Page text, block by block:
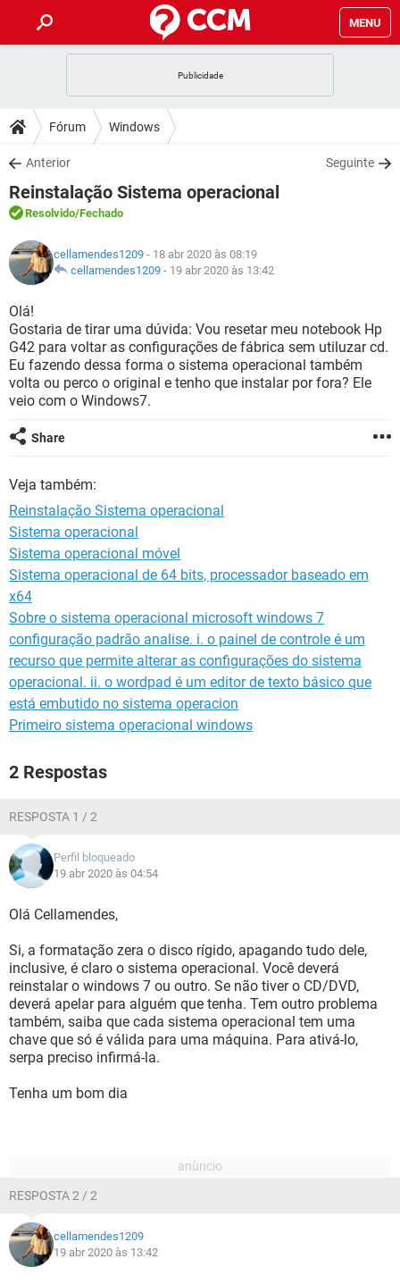
MENU
CELULAR
OUTLOOK
INSTAGRAM GMAIL
GUIA DE COMPRAS
DICAS
JOGOS
OUTLOOK
INSTAGRAM
GUIA DE COMPRAS
DOWNLOADS
JOGOS WHATSAPP
CELULAR
OUTLOOK EXCEL
INSTAGRAM
GUIA DE COMPRAS
FÓRUM
JOGOS
CELULAR FACEBOOK
INSTAGRAM GMAIL
GUIA DE COMPRAS
GLOSSÁRIO
JOGOS
CELULAR
OUTLOOK EXCEL
INSTAGRAM GMAIL
GUIA DE COMPRAS
Fórum Windows
Anterior Seguinte
Reinstalação Sistema operacional
Resolvido/Fechado
cellamendes1209 - 18 abr 2020 às 08:19
cellamendes1209 - 19 abr 2020 às 13:42
Olá!
Gostaria de tirar uma dúvida: Vou resetar meu notebook Hp
G42 para voltar as configurações de fábrica sem utiluzar cd.
Eu fazendo dessa forma o sistema operacional também
volta ou perco o original e tenho que instalar por fora? Ele
veio com o Windows7.
Share
Veja também:
Reinstalação Sistema operacional
Sistema operacional
Sistema operacional móvel
Sistema operacional de 64 bits, processador baseado em
x64
Sobre o sistema operacional microsoft windows 7
configuração padrão analise. i. o painel de controle é um
recurso que permite alterar as configurações do sistema
operacional. ii. o wordpad é um editor de texto básico que
está embutido no sistema operacion
Primeiro sistema operacional windows
2 Respostas
RESPOSTA 1 / 2
Perfil bloqueado
19 abr 2020 às 04:54
Olá Cellamendes,
Si, a formatação zera o disco rígido, apagando tudo dele,
inclusive, é claro o sistema operacional. Você deverá
reinstalar o windows 7 ou outro. Se não tiver o CD/DVD,
deverá apelar para alguém que tenha. Tem outro problema
também, saiba que cada sistema operacional tem uma
chave que só é válida para uma máquina. Para ativá-lo,
serpa preciso infirmá-la.
Tenha um bom dia
RESPOSTA 2 / 2
cellamendes1209
19 abr 2020 às 13:42